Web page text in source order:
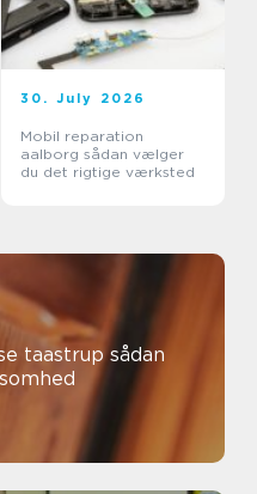
30. July 2026
Mobil reparation
aalborg sådan vælger
du det rigtige værksted
sådan